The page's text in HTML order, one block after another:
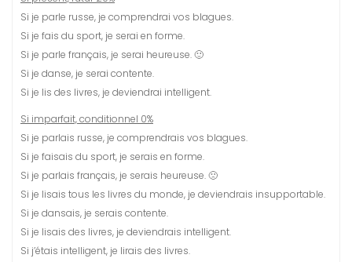
Si je parle russe, je comprendrai vos blagues.
Si je fais du sport, je serai en forme.
Si je parle français, je serai heureuse. 🙂
Si je danse, je serai contente.
Si je lis des livres, je deviendrai intelligent.
Si imparfait, conditionnel 0%
Si je parlais russe, je comprendrais vos blagues.
Si je faisais du sport, je serais en forme.
Si je parlais français, je serais heureuse. 🙁
Si je lisais tous les livres du monde, je deviendrais insupportable.
Si je dansais, je serais contente.
Si je lisais des livres, je deviendrais intelligent.
Si j’étais intelligent, je lirais des livres.